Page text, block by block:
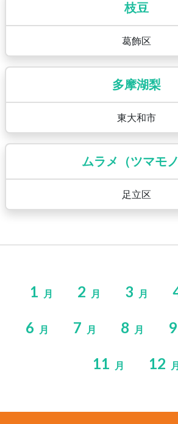
枝豆
葛飾区
多摩湖梨
東大和市
ムラメ（ツマモノ
足立区
1 月 2 月 3 月
6 月 7 月 8 月 9
11 月 12 月